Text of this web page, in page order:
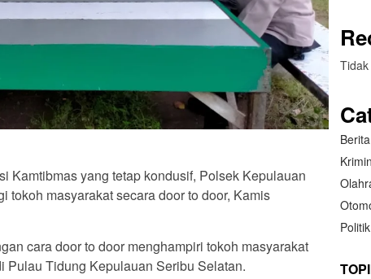
Kamtibmas yang tetap kondusif, Polsek Kepulauan
tokoh masyarakat secara door to door, Kamis
cara door to door menghampiri tokoh masyarakat
Pulau Tidung Kepulauan Seribu Selatan.
Berita
Politik